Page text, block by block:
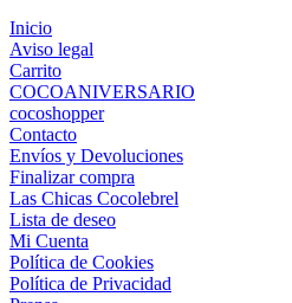
Inicio
Aviso legal
Carrito
COCOANIVERSARIO
cocoshopper
Contacto
Envíos y Devoluciones
Finalizar compra
Las Chicas Cocolebrel
Lista de deseo
Mi Cuenta
Política de Cookies
Política de Privacidad